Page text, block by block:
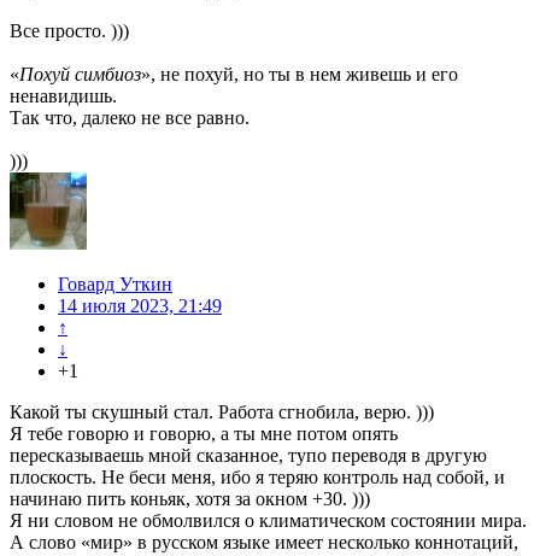
Все просто. )))
«Похуй симбиоз», не похуй, но ты в нем живешь и его
ненавидишь.
Так что, далеко не все равно.
)))
Говард Уткин
14 июля 2023, 21:49
↑
↓
+1
Какой ты скушный стал. Работа сгнобила, верю. )))
Я тебе говорю и говорю, а ты мне потом опять
пересказываешь мной сказанное, тупо переводя в другую
плоскость. Не беси меня, ибо я теряю контроль над собой, и
начинаю пить коньяк, хотя за окном +30. )))
Я ни словом не обмолвился о климатическом состоянии мира.
А слово «мир» в русском языке имеет несколько коннотаций,